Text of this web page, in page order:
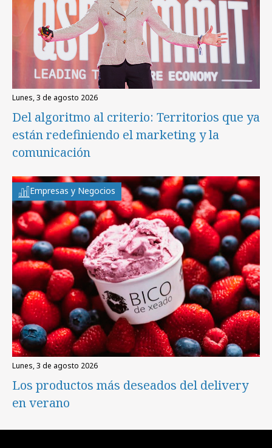
lunes, 3 de agosto 2026
Del algoritmo al criterio: Territorios que ya
están redefiniendo el marketing y la
comunicación
Empresas y Negocios
lunes, 3 de agosto 2026
Los productos más deseados del delivery
en verano